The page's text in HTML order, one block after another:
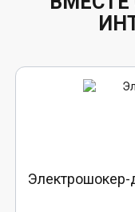
Электрошокер-